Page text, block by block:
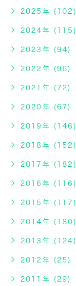
2025年 (102)
2024年 (115)
2023年 (94)
2022年 (96)
2021年 (72)
2020年 (67)
2019年 (146)
2018年 (152)
2017年 (182)
2016年 (116)
2015年 (117)
2014年 (180)
2013年 (124)
2012年 (25)
2011年 (29)